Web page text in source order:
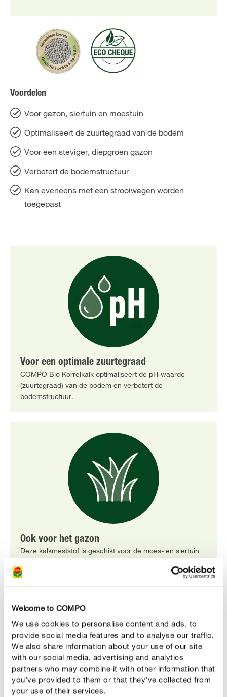
Welcome to COMPO
We use cookies to personalise content and ads, to
provide social media features and to analyse our traffic.
We also share information about your use of our site
with our social media, advertising and analytics
partners who may combine it with other information that
you’ve provided to them or that they’ve collected from
your use of their services.
Voordelen
Voor gazon, siertuin en moestuin
Optimaliseert de zuurtegraad van de bodem
Voor een steviger, diepgroen gazon
Verbetert de bodemstructuur
Kan eveneens met een strooiwagen worden
toegepast
Voor een optimale zuurtegraad
COMPO Bio Korrelkalk optimaliseert de pH-waarde
(zuurtegraad) van de bodem en verbetert de
bodemstructuur.
Ook voor het gazon
Deze kalkmeststof is geschikt voor de moes- en siertuin
PRODUCTBESCHRIJVING
TECHNISCHE DETAILS